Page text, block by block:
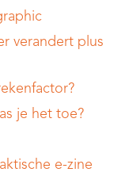
verandert plus
je het toe?
e-zine